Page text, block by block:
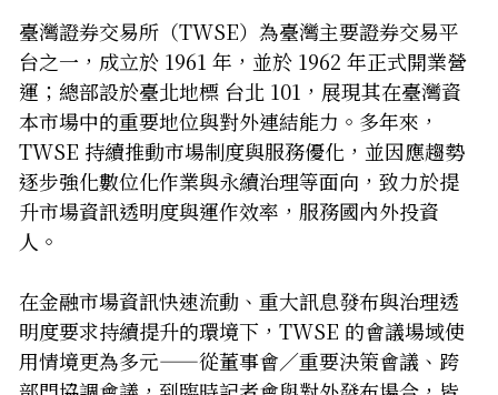
臺灣證券交易所（TWSE）為臺灣主要證券交易平
台之一，成立於 1961 年，並於 1962 年正式開業營
運；總部設於臺北地標 台北 101，展現其在臺灣資
本市場中的重要地位與對外連結能力。多年來，
TWSE 持續推動市場制度與服務優化，並因應趨勢
逐步強化數位化作業與永續治理等面向，致力於提
升市場資訊透明度與運作效率，服務國內外投資
人。
在金融市場資訊快速流動、重大訊息發布與治理透
明度要求持續提升的環境下，TWSE 的會議場域使
用情境更為多元——從董事會／重要決策會議、跨